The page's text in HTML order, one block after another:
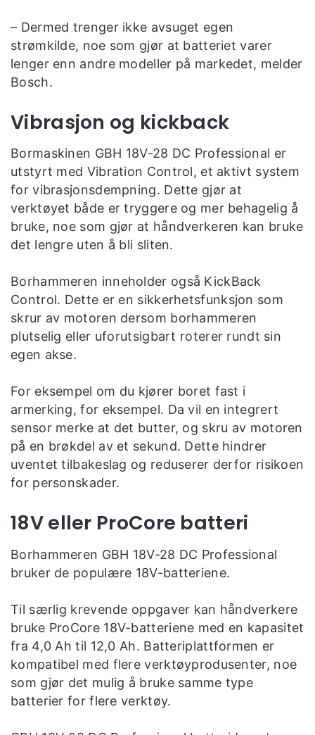
– Dermed trenger ikke avsuget egen
strømkilde, noe som gjør at batteriet varer
lenger enn andre modeller på markedet, melder
Bosch.
Vibrasjon og kickback
Bormaskinen GBH 18V-28 DC Professional er
utstyrt med Vibration Control, et aktivt system
for vibrasjonsdempning. Dette gjør at
verktøyet både er tryggere og mer behagelig å
bruke, noe som gjør at håndverkeren kan bruke
det lengre uten å bli sliten.
Borhammeren inneholder også KickBack
Control. Dette er en sikkerhetsfunksjon som
skrur av motoren dersom borhammeren
plutselig eller uforutsigbart roterer rundt sin
egen akse.
For eksempel om du kjører boret fast i
armerking, for eksempel. Da vil en integrert
sensor merke at det butter, og skru av motoren
på en brøkdel av et sekund. Dette hindrer
uventet tilbakeslag og reduserer derfor risikoen
for personskader.
18V eller ProCore batteri
Borhammeren GBH 18V-28 DC Professional
bruker de populære 18V-batteriene.
Til særlig krevende oppgaver kan håndverkere
bruke ProCore 18V-batteriene med en kapasitet
fra 4,0 Ah til 12,0 Ah. Batteriplattformen er
kompatibel med flere verktøyprodusenter, noe
som gjør det mulig å bruke samme type
batterier for flere verktøy.